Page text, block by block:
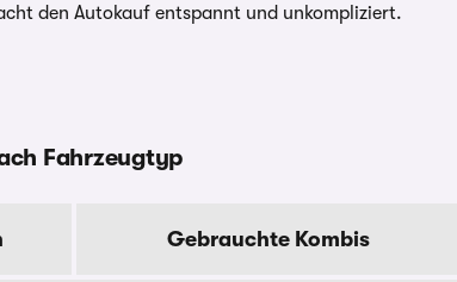
den Autokauf entspannt und unkompliziert.
Fahrzeugtyp
Gebrauchte Kombis